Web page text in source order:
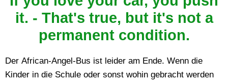
it. - That's true, but it's not a
permanent condition.
Der African-Angel-Bus ist leider am Ende. Wenn die
Kinder in die Schule oder sonst wohin gebracht werden